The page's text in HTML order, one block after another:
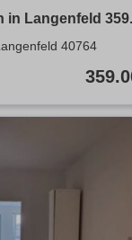
in Langenfeld
40764